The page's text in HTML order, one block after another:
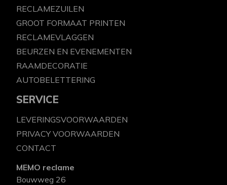
RECLAMEZUILEN
GROOT FORMAAT PRINTEN
RECLAMEVLAGGEN
BEURZEN EN EVENEMENTEN
RAAMDECORATIE
AUTOBELETTERING
SERVICE
LEVERINGSVOORWAARDEN
PRIVACY VOORWAARDEN
CONTACT
MEMO reclame
Bouwweg 26